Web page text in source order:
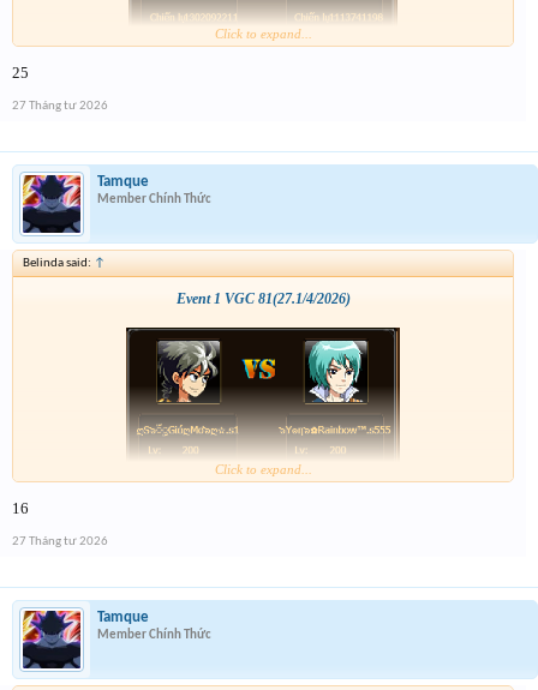
Click to expand...
25
27 Tháng tư 2026
Tamque
Member Chính Thức
Belinda said: ↑
Event 1 VGC 81(27.1/4/2026)
Click to expand...
16
27 Tháng tư 2026
Tamque
Member Chính Thức